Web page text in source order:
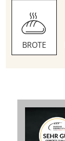
BROTE